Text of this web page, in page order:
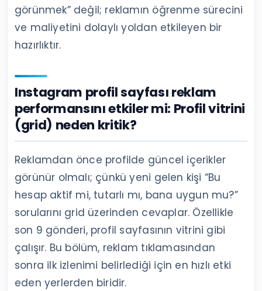
görünmek” değil; reklamın öğrenme sürecini
ve maliyetini dolaylı yoldan etkileyen bir
hazırlıktır.
Instagram profil sayfası reklam
performansını etkiler mi: Profil vitrini
(grid) neden kritik?
Reklamdan önce profilde güncel içerikler
görünür olmalı; çünkü yeni gelen kişi “Bu
hesap aktif mi, tutarlı mı, bana uygun mu?”
sorularını grid üzerinden cevaplar. Özellikle
son 9 gönderi, profil sayfasının vitrini gibi
çalışır. Bu bölüm, reklam tıklamasından
sonra ilk izlenimi belirlediği için en hızlı etki
eden yerlerden biridir.